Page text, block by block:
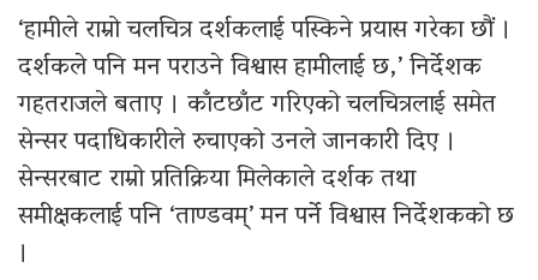
‘हामीले राम्रो चलचित्र दर्शकलाई पस्किने प्रयास गरेका छौं ।
दर्शकले पनि मन पराउने विश्वास हामीलाई छ,’ निर्देशक
गहतराजले बताए । काँटछाँट गरिएको चलचित्रलाई समेत
सेन्सर पदाधिकारीले रुचाएको उनले जानकारी दिए ।
सेन्सरबाट राम्रो प्रतिक्रिया मिलेकाले दर्शक तथा
समीक्षकलाई पनि ‘ताण्डवम्’ मन पर्ने विश्वास निर्देशकको छ
।